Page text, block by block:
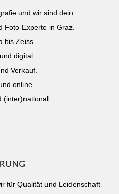
und wir sind dein
Foto-Experte in Graz.
bis Zeiss.
digital.
Verkauf.
online.
(inter)national.
für Qualität und Leidenschaft